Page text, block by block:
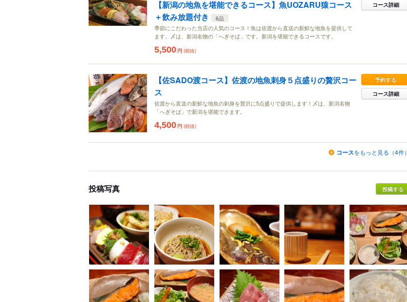
【新潟の地魚を堪能できるコース】魚UOZARU猿コース
＋飲み放題付き
6品
季節にこだわった当店の人気のコース！魚は佐渡から直送の新鮮な地魚を提供して
ます。〆は、新潟名物の「へぎそば」です。新潟を堪能できるコースです。
コース詳細
5,500 円 (税抜)
【佐SADO渡コース】佐渡の地魚刺身５点盛りの贅沢コー
ス
佐渡から直送の新鮮な地魚の刺身を贅沢に5点盛りで提供します！〆は、新潟名物
「へぎそば」で新潟を堪能できます。
予約する
コース詳細
4,500 円 (税抜)
コースをもっと見る（4件）
投稿写真 投稿する